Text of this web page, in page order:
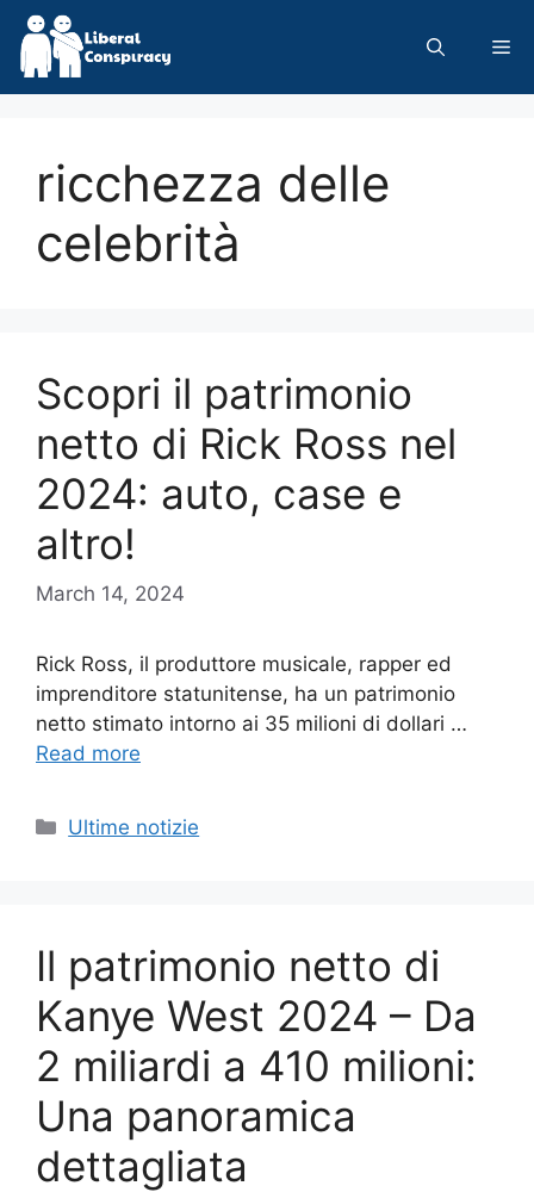
Skip
content
ricchezza delle
celebrità
Scopri il patrimonio
netto di Rick Ross nel
2024: auto, case e
altro!
March 14, 2024
Rick Ross, il produttore musicale, rapper ed
imprenditore statunitense, ha un patrimonio
netto stimato intorno ai 35 milioni di dollari …
Read more
Categories
Ultime notizie
Il patrimonio netto di
Kanye West 2024 – Da
2 miliardi a 410 milioni:
Una panoramica
dettagliata